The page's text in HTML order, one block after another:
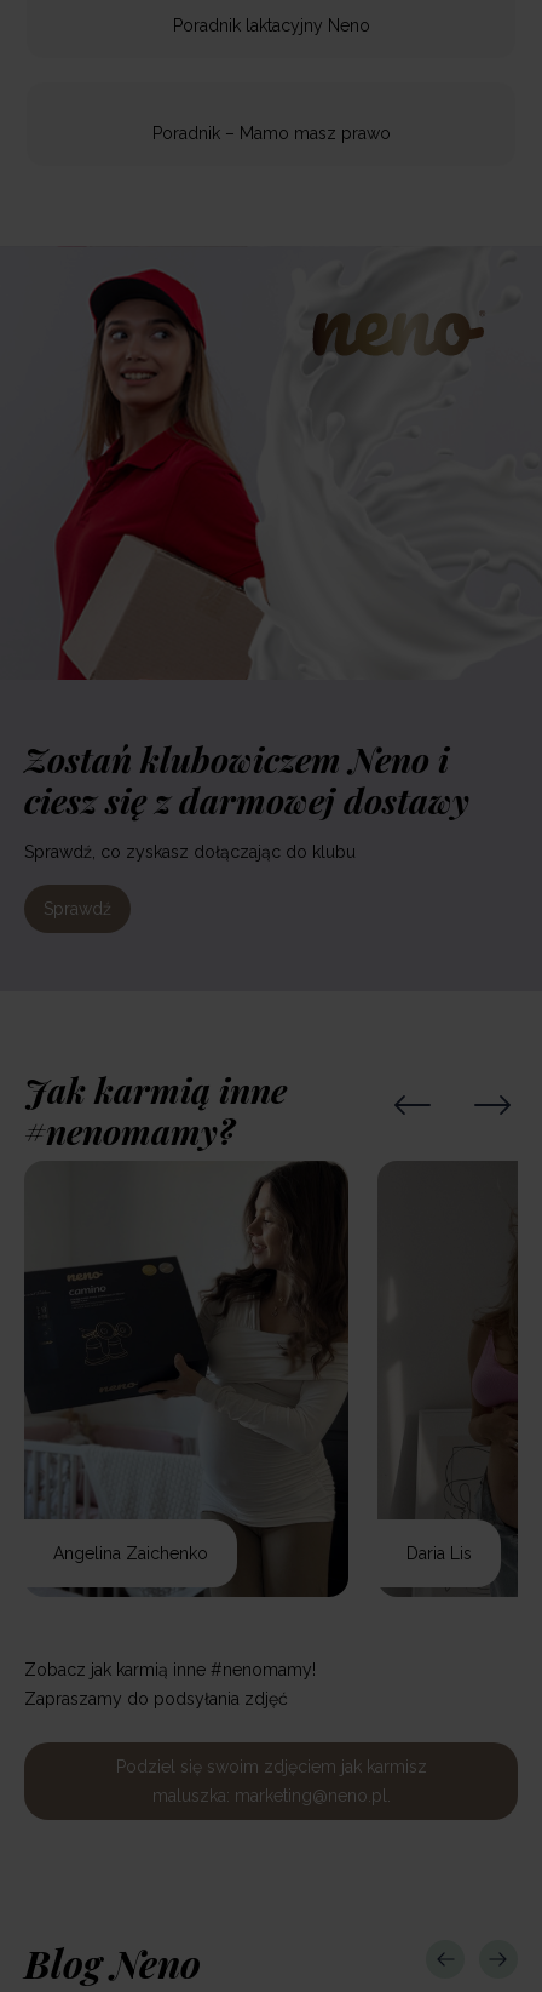
Poradnik laktacyjny Neno
Poradnik – Mamo masz prawo
Zostań klubowiczem Neno i
ciesz się z darmowej dostawy
Sprawdź, co zyskasz dołączając do klubu
Sprawdź
Jak karmią inne
#nenomamy?
Angelina Zaichenko Daria Lis
Zobacz jak karmią inne #nenomamy!
Zapraszamy do podsyłania zdjęć
Podziel się swoim zdjęciem jak karmisz
maluszka: marketing@neno.pl.
Blog Neno